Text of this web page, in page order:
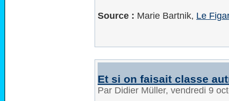
Source : Marie Bartnik, Le
Et si on faisait classe
Par Didier Müller, vendredi 9